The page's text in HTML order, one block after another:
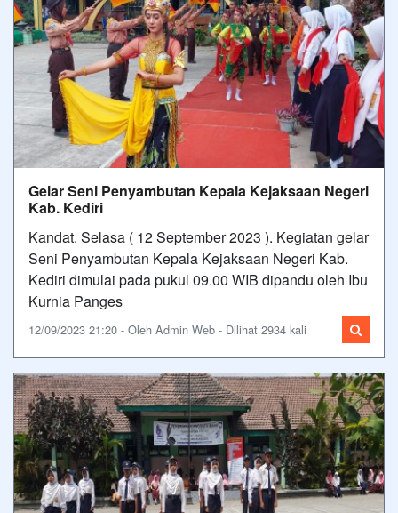
Gelar Seni Penyambutan Kepala Kejaksaan Negeri
Kab. Kediri
Kandat. Selasa ( 12 September 2023 ). Kegiatan gelar
Seni Penyambutan Kepala Kejaksaan Negeri Kab.
Kediri dimulai pada pukul 09.00 WIB dipandu oleh Ibu
Kurnia Panges
12/09/2023 21:20 - Oleh Admin Web - Dilihat 2934 kali